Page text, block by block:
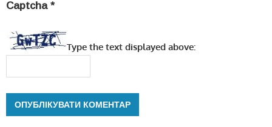
Captcha *
Type the text displayed above: